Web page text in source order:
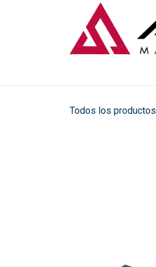
Todos los productos